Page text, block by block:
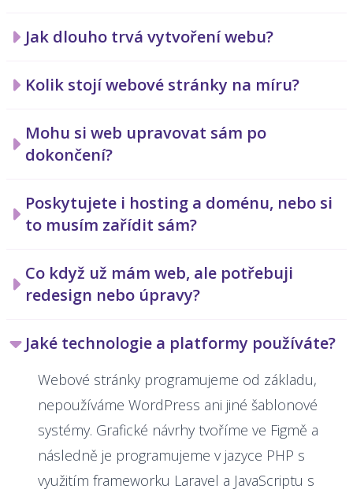
Jak dlouho trvá vytvoření webu?
Kolik stojí webové stránky na míru?
Mohu si web upravovat sám po
dokončení?
Poskytujete i hosting a doménu, nebo si
to musím zařídit sám?
Co když už mám web, ale potřebuji
redesign nebo úpravy?
Jaké technologie a platformy používáte?
Webové stránky programujeme od základu,
nepoužíváme WordPress ani jiné šablonové
systémy. Grafické návrhy tvoříme ve Figmě a
následně je programujeme v jazyce PHP s
využitím frameworku Laravel a JavaScriptu s